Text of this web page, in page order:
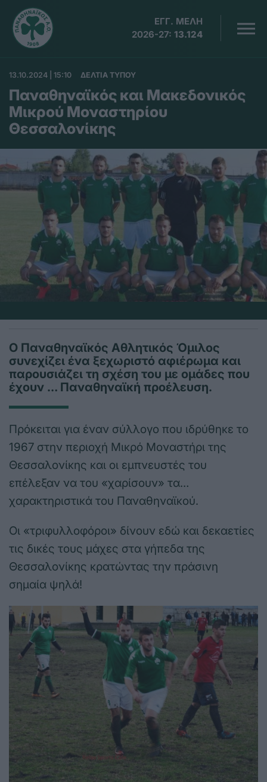
ΕΓΓ. ΜΕΛΗ
2026-27: 13.124
13.10.2024 | 15:10 ΔΕΛΤΙΑ ΤΥΠΟΥ
Παναθηναϊκός και Μακεδονικός
Μικρού Μοναστηρίου
Θεσσαλονίκης
Ο Παναθηναϊκός Αθλητικός Όμιλος
συνεχίζει ένα ξεχωριστό αφιέρωμα και
παρουσιάζει τη σχέση του με ομάδες που
έχουν … Παναθηναϊκή προέλευση.
Πρόκειται για έναν σύλλογο που ιδρύθηκε το
1967 στην περιοχή Μικρό Μοναστήρι της
Θεσσαλονίκης και οι εμπνευστές του
επέλεξαν να του «χαρίσουν» τα…
χαρακτηριστικά του Παναθηναϊκού.
Οι «τριφυλλοφόροι» δίνουν εδώ και δεκαετίες
τις δικές τους μάχες στα γήπεδα της
Θεσσαλονίκης κρατώντας την πράσινη
σημαία ψηλά!